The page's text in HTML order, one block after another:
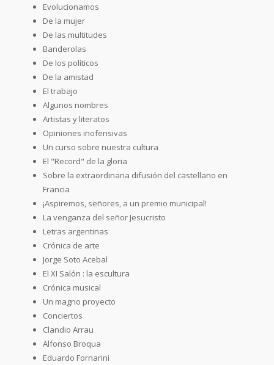
Evolucionamos
De la mujer
De las multitudes
Banderolas
De los políticos
De la amistad
El trabajo
Algunos nombres
Artistas y literatos
Opiniones inofensivas
Un curso sobre nuestra cultura
El "Record" de la gloria
Sobre la extraordinaria difusión del castellano en
Francia
¡Aspiremos, señores, a un premio municipal!
La venganza del señor Jesucristo
Letras argentinas
Crónica de arte
Jorge Soto Acebal
El XI Salón : la escultura
Crónica musical
Un magno proyecto
Conciertos
Clandio Arrau
Alfonso Broqua
Eduardo Fornarini